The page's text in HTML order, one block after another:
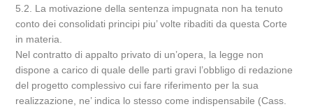
5.2. La motivazione della sentenza impugnata non ha tenuto
conto dei consolidati principi piu’ volte ribaditi da questa Corte
in materia.
Nel contratto di appalto privato di un’opera, la legge non
dispone a carico di quale delle parti gravi l’obbligo di redazione
del progetto complessivo cui fare riferimento per la sua
realizzazione, ne’ indica lo stesso come indispensabile (Cass.